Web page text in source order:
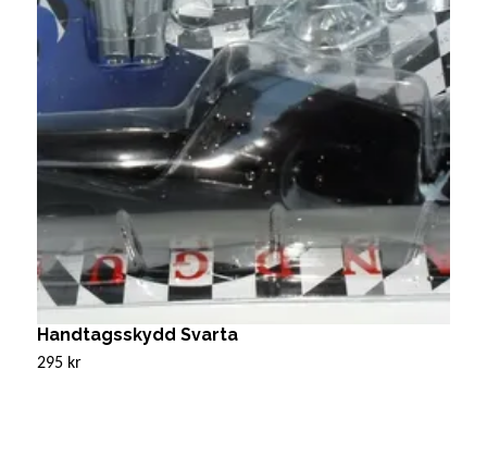
Handtagsskydd Svarta
295 kr